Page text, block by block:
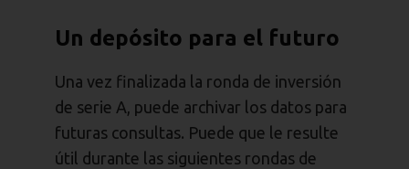
Un depósito para el futuro
Una vez finalizada la ronda de inversión
de serie A, puede archivar los datos para
futuras consultas. Puede que le resulte
útil durante las siguientes rondas de